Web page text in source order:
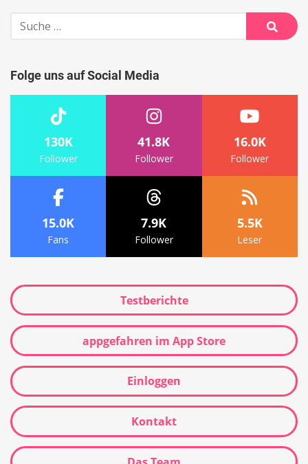
Suche
nach:
Suche
Folge uns auf Social Media
130K
Follower
41.8K
Follower
16.0K
Follower
15.0K
Fans
7.9K
Follower
5.5K
Leser
Testberichte
appgefahren im App Store
Einloggen
Kontakt